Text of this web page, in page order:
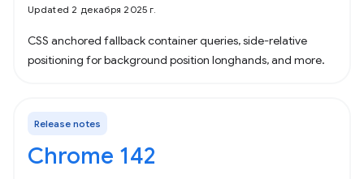
Updated 2 декабря 2025 г.
CSS anchored fallback container queries, side-relative
positioning for background position longhands, and more.
Release notes
Chrome 142